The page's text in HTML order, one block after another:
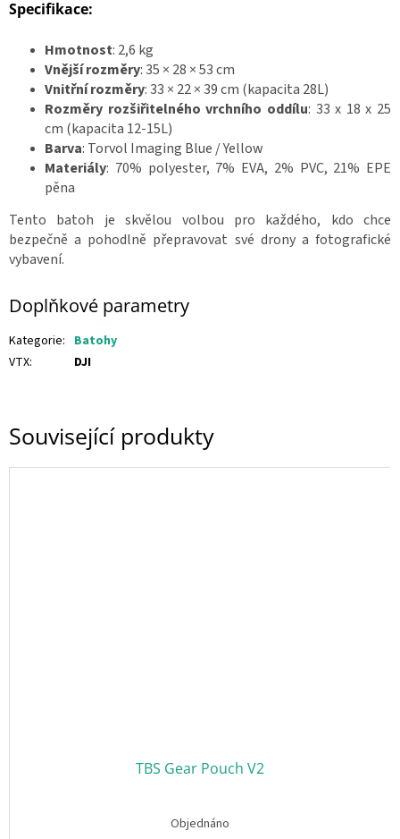
Související produkty
TBS Gear Pouch V2
Objednáno
Specifikace:
Hmotnost: 2,6 kg
Vnější rozměry: 35 × 28 × 53 cm
Vnitřní rozměry: 33 × 22 × 39 cm (kapacita 28L)
Rozměry rozšiřitelného vrchního oddílu: 33 x 18 x 25
cm (kapacita 12-15L)
Barva: Torvol Imaging Blue / Yellow
Materiály: 70% polyester, 7% EVA, 2% PVC, 21% EPE
pěna
Tento batoh je skvělou volbou pro každého, kdo chce
bezpečně a pohodlně přepravovat své drony a fotografické
vybavení.
Doplňkové parametry
Kategorie: Batohy
VTX: DJI